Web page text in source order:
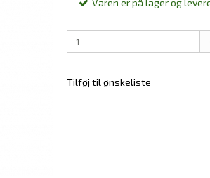
Varen er på lager og
Tilføj til ønskeliste